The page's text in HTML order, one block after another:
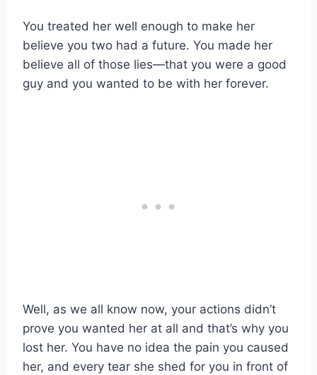
You treated her well enough to make her
believe you two had a future. You made her
believe all of those lies—that you were a good
guy and you wanted to be with her forever.
Well, as we all know now, your actions didn’t
prove you wanted her at all and that’s why you
lost her. You have no idea the pain you caused
her, and every tear she shed for you in front of